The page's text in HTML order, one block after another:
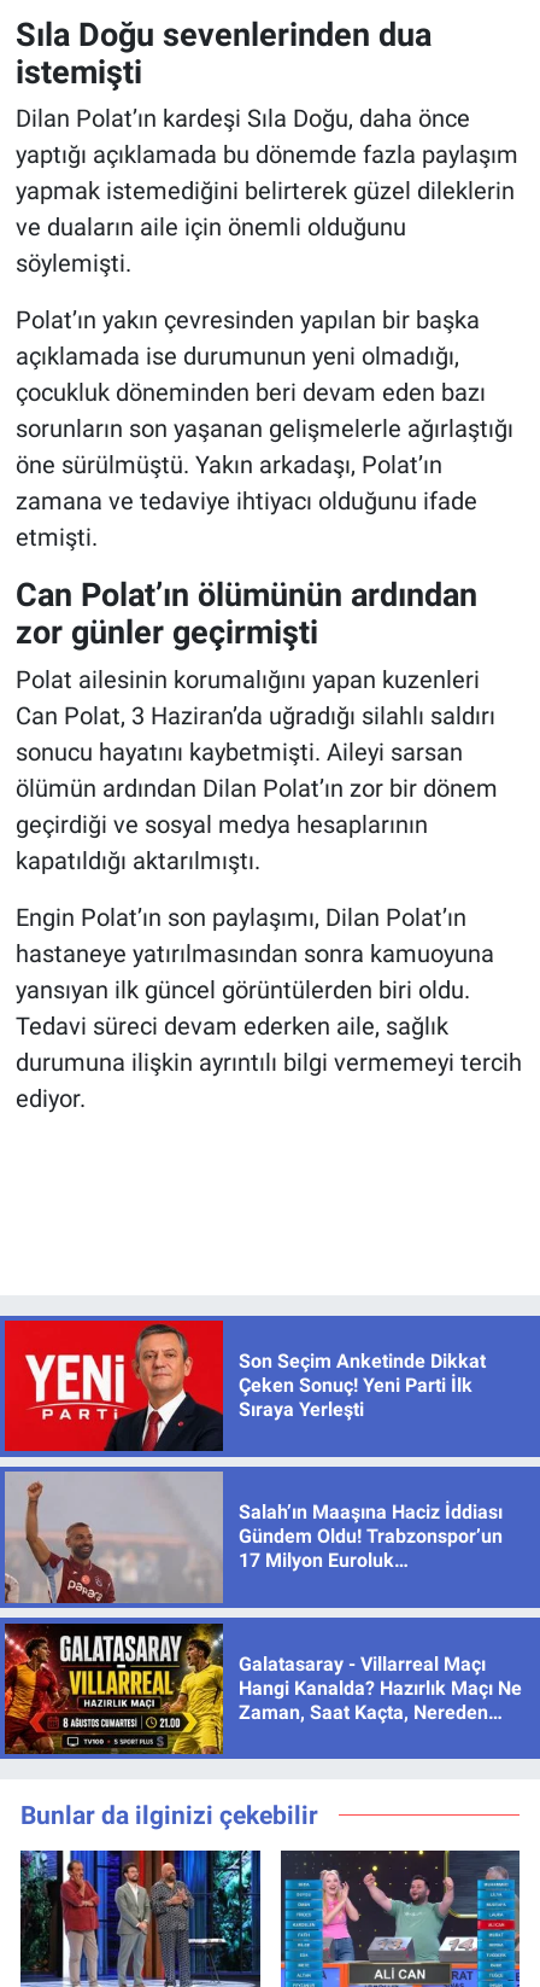
Sıla Doğu sevenlerinden dua
istemişti
Dilan Polat’ın kardeşi Sıla Doğu, daha önce
yaptığı açıklamada bu dönemde fazla paylaşım
yapmak istemediğini belirterek güzel dileklerin
ve duaların aile için önemli olduğunu
söylemişti.
Polat’ın yakın çevresinden yapılan bir başka
açıklamada ise durumunun yeni olmadığı,
çocukluk döneminden beri devam eden bazı
sorunların son yaşanan gelişmelerle ağırlaştığı
öne sürülmüştü. Yakın arkadaşı, Polat’ın
zamana ve tedaviye ihtiyacı olduğunu ifade
etmişti.
Can Polat’ın ölümünün ardından
zor günler geçirmişti
Polat ailesinin korumalığını yapan kuzenleri
Can Polat, 3 Haziran’da uğradığı silahlı saldırı
sonucu hayatını kaybetmişti. Aileyi sarsan
ölümün ardından Dilan Polat’ın zor bir dönem
geçirdiği ve sosyal medya hesaplarının
kapatıldığı aktarılmıştı.
Engin Polat’ın son paylaşımı, Dilan Polat’ın
hastaneye yatırılmasından sonra kamuoyuna
yansıyan ilk güncel görüntülerden biri oldu.
Tedavi süreci devam ederken aile, sağlık
durumuna ilişkin ayrıntılı bilgi vermemeyi tercih
ediyor.
Son Seçim Anketinde Dikkat
Çeken Sonuç! Yeni Parti İlk
Sıraya Yerleşti
Salah’ın Maaşına Haciz İddiası
Gündem Oldu! Trabzonspor’un
17 Milyon Euroluk
Galatasaray - Villarreal Maçı
Hangi Kanalda? Hazırlık Maçı Ne
Zaman, Saat Kaçta, Nereden
Bunlar da ilginizi çekebilir